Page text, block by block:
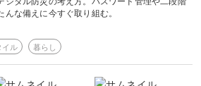
な備えに今すぐ取り組む。
イル 暮らし